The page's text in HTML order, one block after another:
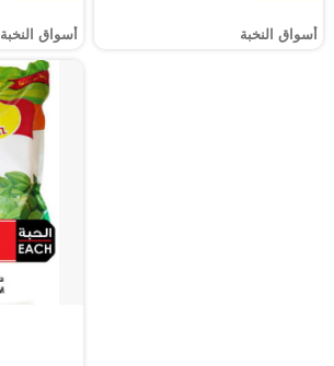
أسواق النخبة أسواق النخبة